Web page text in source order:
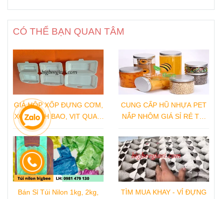
CÓ THỂ BẠN QUAN TÂM
GIÁ HỘP XỐP ĐỰNG CƠM,
XÔI, BÁNH BAO, VỊT QUAY,
GÀ QUAY TẠI NHÀ SẢN
XUẤT
CUNG CẤP HŨ NHỰA PET
NẮP NHÔM GIÁ SỈ RẺ TẠI
Bán Sỉ Túi Nilon 1kg, 2kg, TÌM MUA KHAY - VỈ ĐỰNG